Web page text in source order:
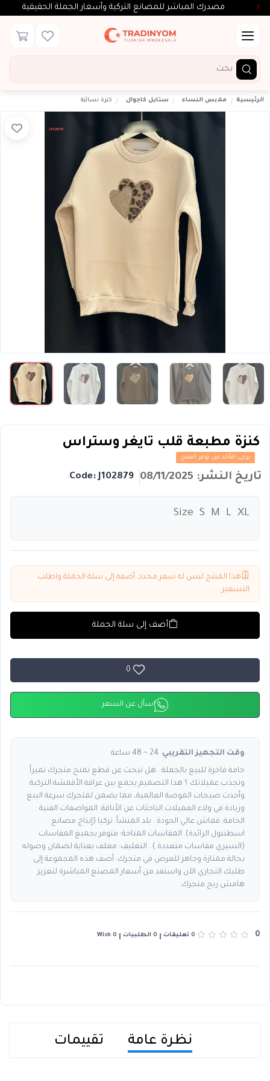
مصدرك المباشر للمصانع التركية وأسعار الجملة الحقيقية X
الرئيسية ملابس النساء ستايل كاجوال كنزة نسائية
كنزة مطبعة قلب تايغر وستراس
يرجى التأكد من توفر المنتج
تاريخ النشر: 08/11/2025 Code: J102879
Size S M L XL
هذا المنتج ليس له سعر محدد. أضفه إلى سلة الجملة واطلب
التسعير.
0
اسأل عن السعر
وقت التجهيز التقريبي: 24 ~ 48 ساعة
خامة فاخرة للبيع بالجملة . هل تبحث عن قطع تمنح متجرك تميزاً
وتجذب عميلاتك ؟ هذا التصميم يجمع بين عراقة الأقمشة التركية
وأحدث صيحات الموضة العالمية، مما يضمن لمتجرك سرعة البيع
وزيادة في ولاء العميلات الباحثات عن الأناقة. المواصفات الفنية :
الخامة: قماش عالي الجودة . بلد المنشأ: تركيا (إنتاج مصانع
اسطنبول الرائدة). المقاسات المتاحة: متوفر بجميع المقاسات
(السيري مقاسات متعددة ) . التغليف: مغلف بعناية لضمان وصوله
بحالة ممتازة وجاهز للعرض في متجرك. أضف هذه المجموعة إلى
طلبك التجاري الآن واستفد من أسعار المصنع المباشرة لتعزيز
هامش ربح متجرك.
0 0 تعليقات 0 الطلبيات 0 Wish
نظرة عامة تقييمات